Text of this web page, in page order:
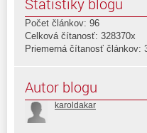
Štatistiky blogu
Počet článkov: 96
Celková čítanosť: 328370x
Priemerná čítanosť článkov:
Autor blogu
karoldakar